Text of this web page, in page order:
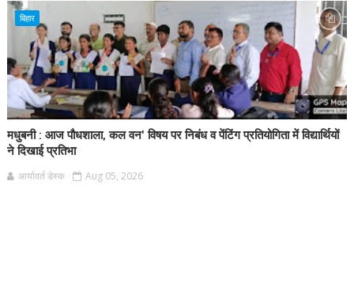
बिहार
मधुबनी : आज पौधशाला, कल वन' विषय पर निबंध व पेंटिंग प्रतियोगिता में विद्यार्थियों
ने दिखाई प्रतिभा
आर्यावर्त डेस्क Aug 05, 2026